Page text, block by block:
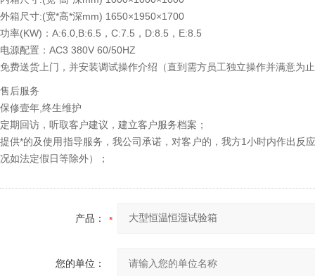
外箱尺寸:(宽*高*深mm) 1650×1950×1700
功率(KW)：A:6.0,B:6.5，C:7.5，D:8.5，E:8.5
电源配置：AC3 380V 60/50HZ
免费送货上门，并安装调试操作介绍（直到需方员工独立操作并满意为
售后服务
保修壹年,终生维护
定期回访，听取客户建议，建立客户服务档案；
提供*的及使用指导服务，我公司承诺，对客户的，我方1小时内作出
况如法定假日等除外）；
产品：
您的单位：